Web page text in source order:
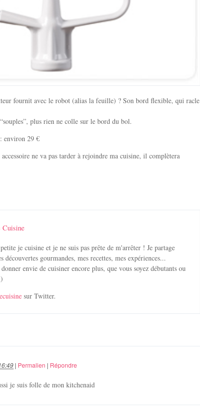
fournit avec le robot (alias la feuille) ? Son bord flexible, qui racle
plus rien ne colle sur le bord du bol.
environ 29 €
ne va pas tarder à rejoindre ma cuisine, il complètera
je cuisine et je ne suis pas prête de m'arrêter ! Je partage
découvertes gourmandes, mes recettes, mes expériences...
donner envie de cuisiner encore plus, que vous soyez débutants ou
sur Twitter.
| Permalien | Répondre
je suis folle de mon kitchenaid